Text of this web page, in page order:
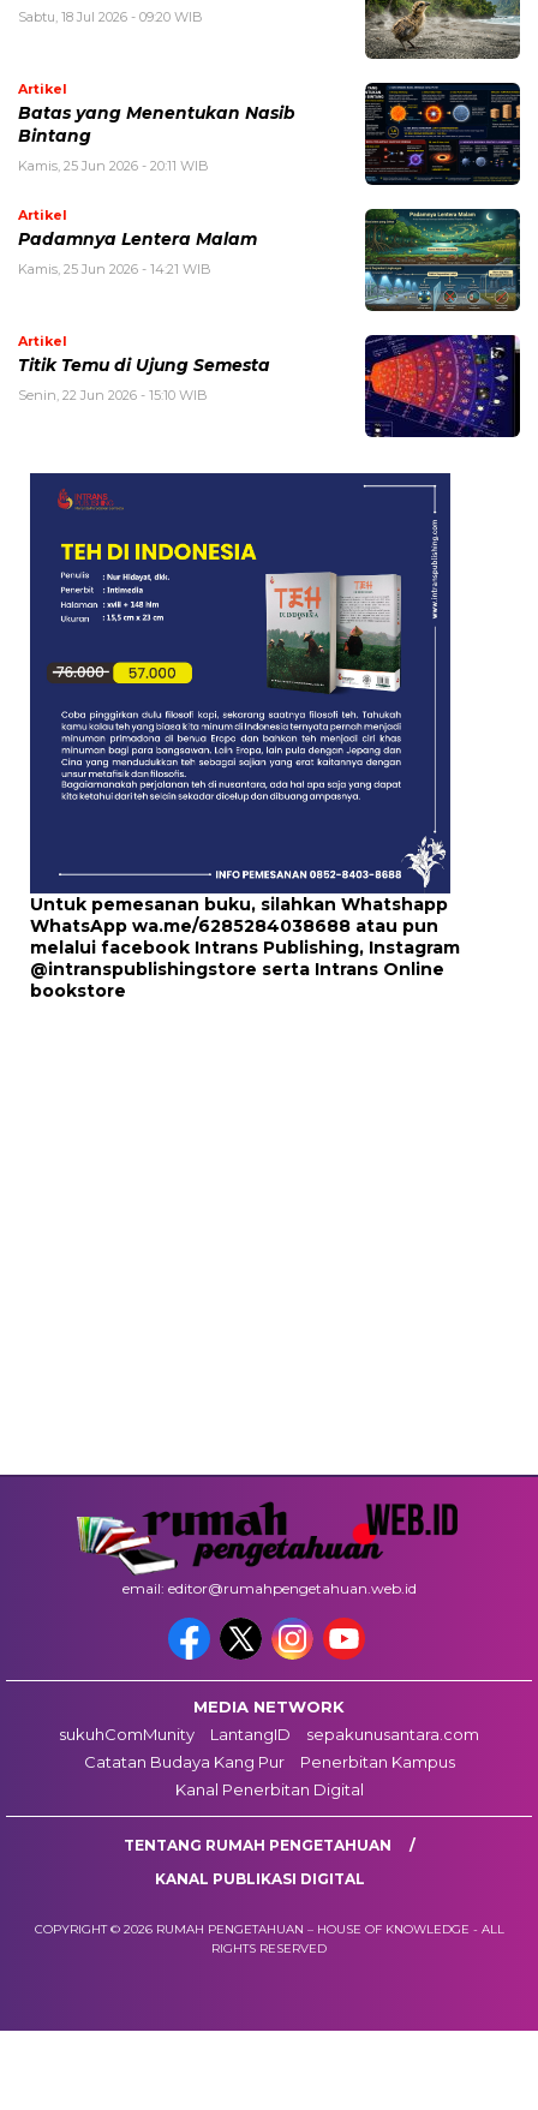
Sabtu, 18 Jul 2026 - 09:20 WIB
Artikel
Batas yang Menentukan Nasib
Bintang
Kamis, 25 Jun 2026 - 20:11 WIB
Artikel
Padamnya Lentera Malam
Kamis, 25 Jun 2026 - 14:21 WIB
Artikel
Titik Temu di Ujung Semesta
Senin, 22 Jun 2026 - 15:10 WIB
Untuk pemesanan buku, silahkan Whatshapp
WhatsApp wa.me/6285284038688 atau pun
melalui facebook Intrans Publishing, Instagram
@intranspublishingstore serta Intrans Online
bookstore
email: editor@rumahpengetahuan.web.id
MEDIA NETWORK
sukuhComMunity
LantangID
sepakunusantara.com
Catatan Budaya Kang Pur
Penerbitan Kampus
Kanal Penerbitan Digital
TENTANG RUMAH PENGETAHUAN
KANAL PUBLIKASI DIGITAL
COPYRIGHT © 2026 RUMAH PENGETAHUAN – HOUSE OF KNOWLEDGE - ALL
RIGHTS RESERVED